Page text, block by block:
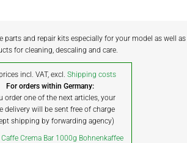
parts and repair kits especially for your model as well as
for cleaning, descaling and care.
incl. VAT, excl. Shipping costs
For orders within Germany:
order one of the next articles, your
delivery will be sent free of charge
shipping by forwarding agency)
Crema Bar 1000g Bohnenkaffee